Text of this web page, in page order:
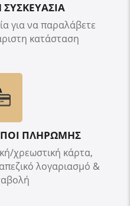
για να παραλάβετε
κατάσταση
ΠΛΗΡΩΜΗΣ
χρεωστική κάρτα,
λογαριασμό &